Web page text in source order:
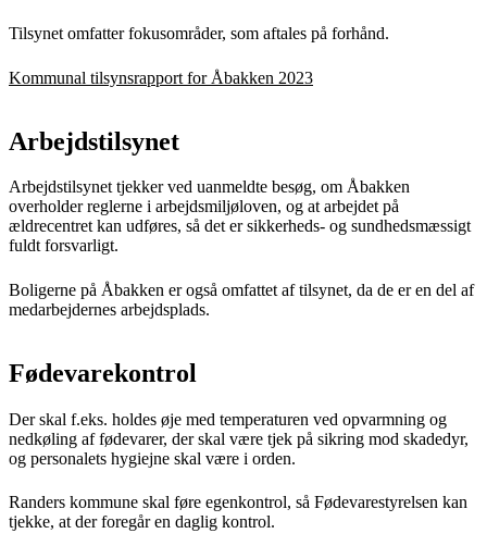
Tilsynet omfatter fokusområder, som aftales på forhånd.
Kommunal tilsynsrapport for Åbakken 2023
Arbejdstilsynet
Arbejdstilsynet tjekker ved uanmeldte besøg, om Åbakken
overholder reglerne i arbejdsmiljøloven, og at arbejdet på
ældrecentret kan udføres, så det er sikkerheds- og sundhedsmæssigt
fuldt forsvarligt.
Boligerne på Åbakken er også omfattet af tilsynet, da de er en del af
medarbejdernes arbejdsplads.
Fødevarekontrol
Der skal f.eks. holdes øje med temperaturen ved opvarmning og
nedkøling af fødevarer, der skal være tjek på sikring mod skadedyr,
og personalets hygiejne skal være i orden.
Randers kommune skal føre egenkontrol, så Fødevarestyrelsen kan
tjekke, at der foregår en daglig kontrol.